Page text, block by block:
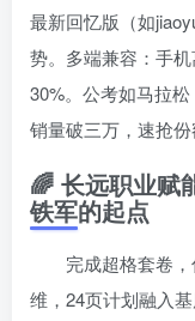
最新回忆版（如
势。多端兼容：手
30%。公考如马拉
销量破三万，速抢
🌈 长远职业赋
铁军的起点
完成超格套卷
维，24页计划融入